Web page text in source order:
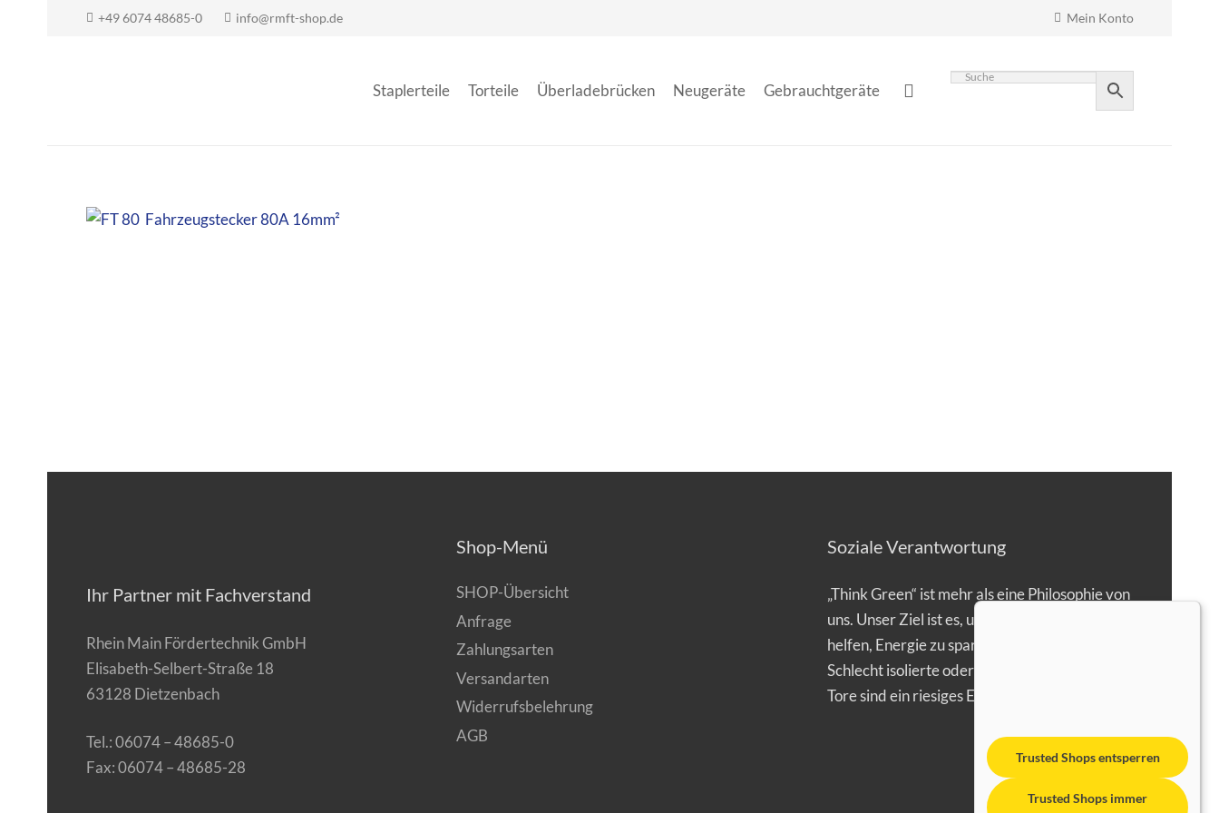
+49 6074 48685-0 info@rmft-shop.de Mein Konto
Staplerteile Torteile Überladebrücken Neugeräte Gebrauchtgeräte
Ihr Partner mit Fachverstand
Rhein Main Fördertechnik GmbH
Elisabeth-Selbert-Straße 18
63128 Dietzenbach
Tel.: 06074 – 48685-0
Fax: 06074 – 48685-28
Shop-Menü
SHOP-Übersicht
Anfrage
Zahlungsarten
Versandarten
Widerrufsbelehrung
AGB
Soziale Verantwortung
„Think Green“ ist mehr als eine Philosophie von
uns. Unser Ziel ist es, unseren Kunden zu
helfen, Energie zu sparen.
Schlecht isolierte oder gar offen stehende
Tore sind ein riesiges Energieproblem…
Trusted Shops entsperren
Trusted Shops immer